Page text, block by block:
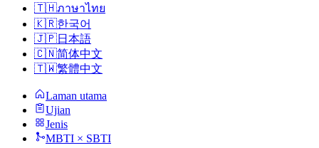
🇹🇭ภาษาไทย
🇰🇷한국어
🇯🇵日本語
🇨🇳简体中文
🇹🇼繁體中文
Laman utama
Ujian
Jenis
MBTI × SBTI